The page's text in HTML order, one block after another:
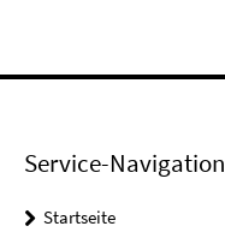
Service-Navigation
Startseite